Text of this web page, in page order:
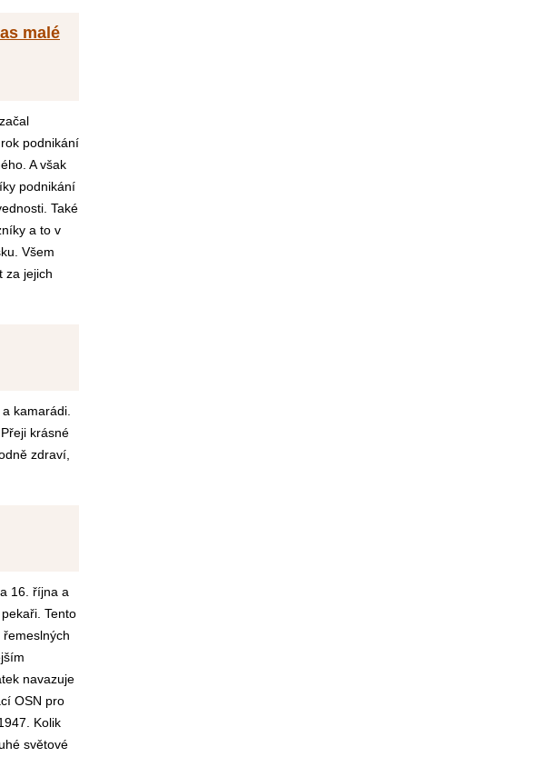
malé
podnikání
A však
podnikání
Také
a to v
Všem
za jejich
kamarádi.
krásné
zdraví,
16. října a
Tento
navazuje
OSN pro
Kolik
světové